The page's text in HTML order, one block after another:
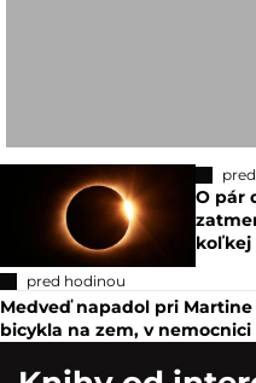
O pár
koľkej
pred hodinou
Medveď napadol pri
bicykla na zem, v